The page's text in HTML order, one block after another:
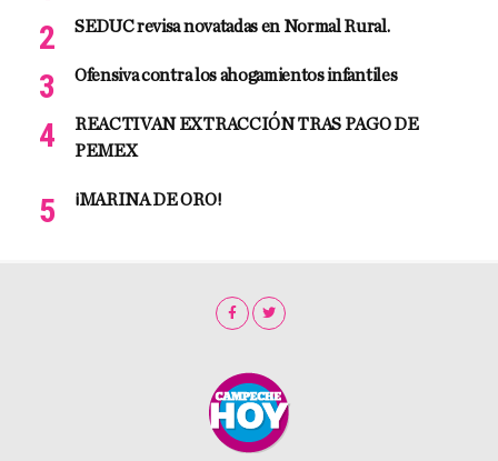
SEDUC revisa novatadas en Normal Rural.
Ofensiva contra los ahogamientos infantiles
REACTIVAN EXTRACCIÓN TRAS PAGO DE
PEMEX
¡MARINA DE ORO!